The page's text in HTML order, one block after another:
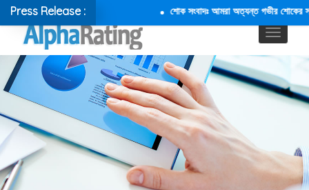
Press Release : শোক সংবাদঃ আমরা অত্যন্ত গভীর শোকের